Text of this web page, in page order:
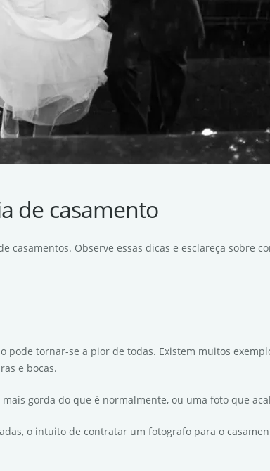
de casamento
Observe essas dicas e esclareça sobre
tornar-se a pior de todas. Existem muitos
e bocas.
gorda do que é normalmente, ou uma foto que
o intuito de contratar um fotografo para o